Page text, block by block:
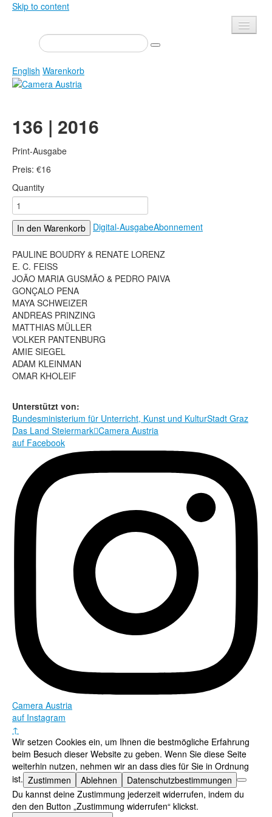
Skip to content
Presse
Veranstaltungen
Newsletter
Über uns
Ausschreibungen
Shop
Datenschutz
Mediadaten
English Warenkorb
Zeitschrift
Ausstellungen
Bücher
Edition
Camera Austria Preis
Fotoarchiv Pierre Bourdieu
Rechtliche Informationen
136 | 2016
Print-Ausgabe
Preis: €16
Quantity
In den Warenkorb Digital-AusgabeAbonnement
PAULINE BOUDRY & RENATE LORENZ
E. C. FEISS
JOÃO MARIA GUSMÃO & PEDRO PAIVA
GONÇALO PENA
MAYA SCHWEIZER
ANDREAS PRINZING
MATTHIAS MÜLLER
VOLKER PANTENBURG
AMIE SIEGEL
ADAM KLEINMAN
OMAR KHOLEIF
Unterstützt von:
Bundesministerium für Unterricht, Kunst und KulturStadt Graz
Das Land SteiermarkCamera Austria
auf Facebook
Camera Austria
auf Instagram
↑
Wir setzen Cookies ein, um Ihnen die bestmögliche Erfahrung
beim Besuch dieser Website zu geben. Wenn Sie diese Seite
weiterhin nutzen, nehmen wir an dass dies für Sie in Ordnung
ist. Zustimmen Ablehnen
Datenschutzbestimmungen
Du kannst deine Zustimmung jederzeit widerrufen, indem du
den den Button „Zustimmung widerrufen“ klickst.